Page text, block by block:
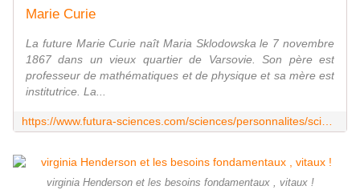
Marie Curie
La future Marie Curie naît Maria Sklodowska le 7 novembre
1867 dans un vieux quartier de Varsovie. Son père est
professeur de mathématiques et de physique et sa mère est
institutrice. La...
virginia Henderson et les besoins fondamentaux , vitaux !